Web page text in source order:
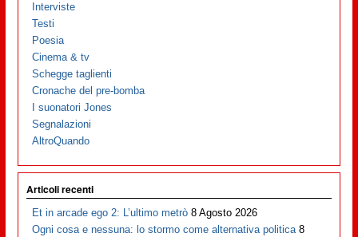
Interviste
Testi
Poesia
Cinema & tv
Schegge taglienti
Cronache del pre-bomba
I suonatori Jones
Segnalazioni
AltroQuando
Articoli recenti
Et in arcade ego 2: L’ultimo metrò 8 Agosto 2026
Ogni cosa e nessuna: lo stormo come alternativa politica 8